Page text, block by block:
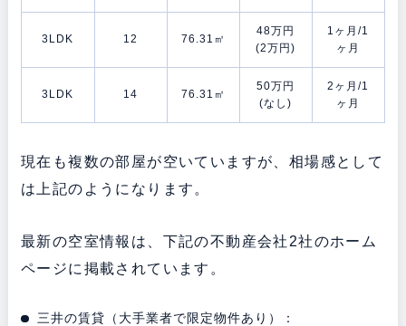
3LDK 12 76.31㎡
48万円
(2万円)
1ヶ月/1
ヶ月
3LDK 14 76.31㎡
50万円
(なし)
2ヶ月/1
ヶ月
現在も複数の部屋が空いていますが、相場感として
は上記のようになります。
最新の空室情報は、下記の不動産会社2社のホーム
ページに掲載されています。
三井の賃貸（大手業者で限定物件あり）：